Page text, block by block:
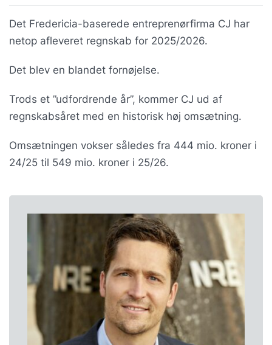
Det Fredericia-baserede entreprenørfirma CJ har
netop afleveret regnskab for 2025/2026.
Det blev en blandet fornøjelse.
Trods et ”udfordrende år”, kommer CJ ud af
regnskabsåret med en historisk høj omsætning.
Omsætningen vokser således fra 444 mio. kroner i
24/25 til 549 mio. kroner i 25/26.